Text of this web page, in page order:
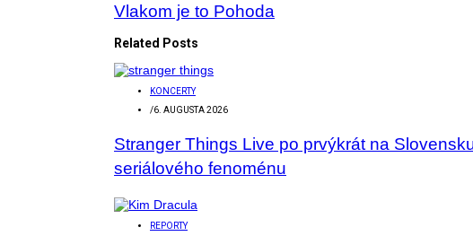
Vlakom je to Pohoda
Related Posts
KONCERTY
/6. AUGUSTA 2026
Stranger Things Live po prvýkrát na
seriálového fenoménu
REPORTY